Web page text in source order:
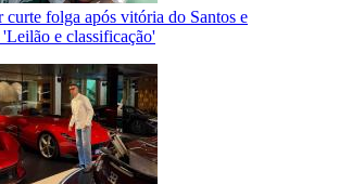
curte folga após vitória do Santos e
e classificação'